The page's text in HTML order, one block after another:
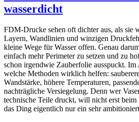
wasserdicht
FDM-Drucke sehen oft dichter aus, als sie
Layern, Wandlinien und winzigen
kleine Wege für Wasser offen. Genau
einfach mehr Perimeter zu setzen und zu
schon irgendwie Zauberfolie ausspuckt. Im
welche Methoden wirklich helfen:
Wandstärke, höhere Temperaturen,
nachträgliche Versiegelung. Denn wer
technische Teile druckt, will nicht erst beim
das Ding eigentlich nur ein sehr